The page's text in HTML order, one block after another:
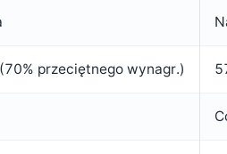
przeciętnego wynagr.)